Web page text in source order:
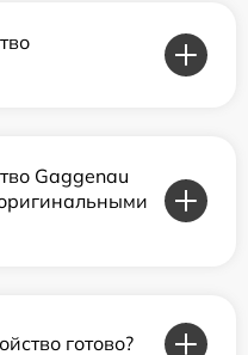
Gaggenau
готово?